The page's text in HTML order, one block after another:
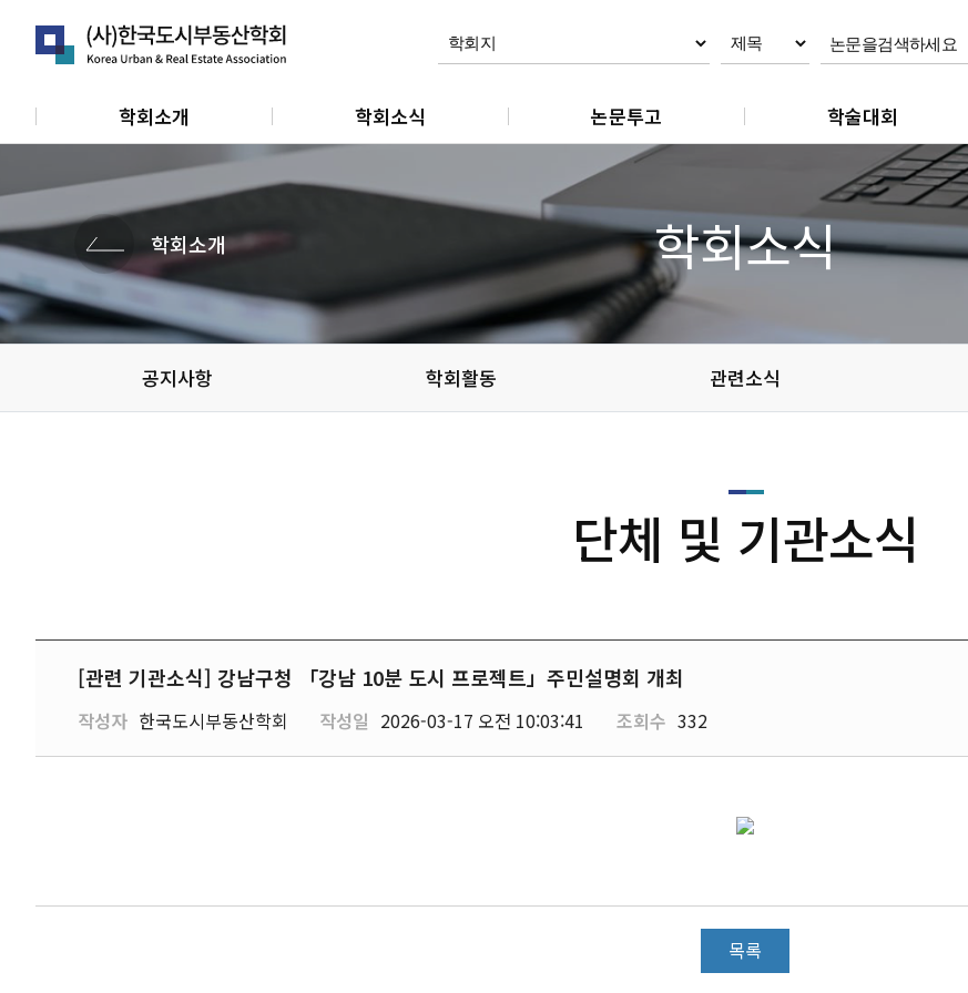
학회소개
인사말
연혁
정관
조직 및 임원
학회소식
공지사항
개인회원동정
단체 및 기관소식
논문투고
논문 작성지침
논문 편집규정
논문 윤리규정
학술대회
춘계학술대회
추계학술대회
학회소개 학회소식
공지사항 학회활동 관련소식
단체 및 기관소식
[관련 기관소식] 강남구청 「강남 10분 도시 프로젝트」주민설명회 개최
작성자 한국도시부동산학회 작성일 2026-03-17 오전 10:03:41 조회수 332
목록